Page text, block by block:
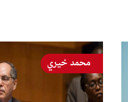
محمد خيري